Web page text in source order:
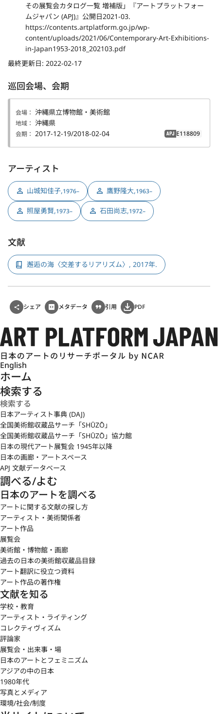
その展覧会カタログ一覧 増補版」『アートプラットフォー
ムジャパン (APJ)』公開日2021-03.
https://contents.artplatform.go.jp/wp-
content/uploads/2021/06/Contemporary-Art-Exhibitions-
in-Japan1953-2018_202103.pdf
最終更新日: 2022-02-17
巡回会場、会期
会場： 沖縄県立博物館・美術館
地域： 沖縄県
会期： 2017-12-19/2018-02-04 APJ E118809
アーティスト
山城知佳子,1976– 鷹野隆大,1963–
照屋勇賢,1973– 石田尚志,1972–
文献
邂逅の海〈交差するリアリズム〉, 2017年.
シェア メタデータ 引用 PDF
English
ホーム
検索する
日本アーティスト事典 (DAJ)
全国美術館収蔵品サーチ「SHŪZŌ」
全国美術館収蔵品サーチ「SHŪZŌ」協力館
日本の現代アート展覧会 1945年以降
日本の画廊・アートスペース
APJ 文献データベース
調べる/よむ
日本のアートを調べる
アートに関する文献の探し方
アーティスト・美術関係者
アート作品
展覧会
美術館・博物館・画廊
過去の日本の美術館収蔵品目録
アート翻訳に役立つ資料
アート作品の著作権
文献を知る
学校・教育
アーティスト・ライティング
コレクティヴィズム
評論家
展覧会・出来事・場
日本のアートとフェミニズム
アジアの中の日本
1980年代
写真とメディア
環境/社会/制度